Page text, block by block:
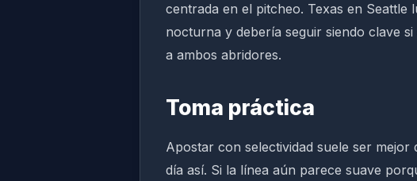
centrada en el pitcheo. Texas en Seattle
nocturna y debería seguir siendo clave
a ambos abridores.
Toma práctica
Apostar con selectividad suele ser
día así. Si la línea aún parece suave